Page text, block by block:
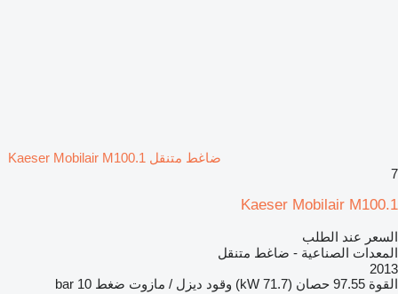
ضاغط متنقل Kaeser Mobilair M100.1
7
Kaeser Mobilair M100.1
السعر عند الطلب
المعدات الصناعية - ضاغط متنقل
2013
القوة 97.55 حصان (71.7 kW) وقود ديزل / مازوت ضغط 10 bar